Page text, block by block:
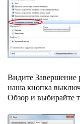
Видите Завершение
наша кнопка
Обзор и выбирайте